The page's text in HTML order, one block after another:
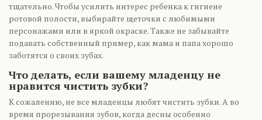
тщательно. Чтобы усилить интерес ребенка к гигиене
ротовой полости, выбирайте щеточки с любимыми
персонажами или в яркой окраске. Также не забывайте
подавать собственный пример, как мама и папа хорошо
заботятся о своих зубах.
Что делать, если вашему младенцу не
нравится чистить зубки?
К сожалению, не все младенцы любят чистить зубки. А во
время прорезывания зубов, когда десны особенно